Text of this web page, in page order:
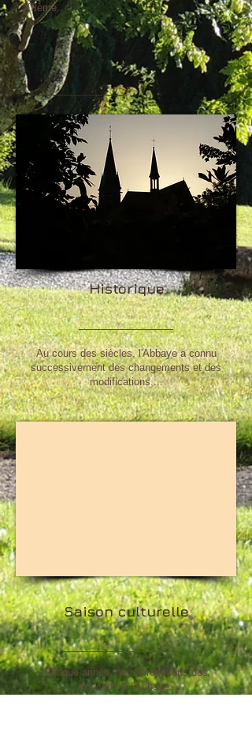
XIIème..
​Au cours des siècles, l'Abbaye a connu
successivement des changements et des
modifications....
Historique
Chaque année, nous proposons des
concerts à l'Abbaye.
Saison culturelle